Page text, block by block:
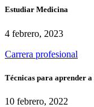
Estudiar Medicina
4 febrero, 2023
Carrera profesional
Técnicas para aprender
10 febrero, 2022